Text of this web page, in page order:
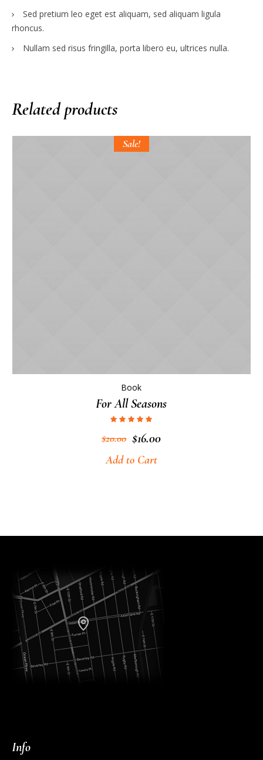
Sed pretium leo eget est aliquam, sed aliquam ligula
rhoncus.
Nullam sed risus fringilla, porta libero eu, ultrices nulla.
Related products
Sale!
Book
For All Seasons
$20.00 $16.00
Add to Cart
Info